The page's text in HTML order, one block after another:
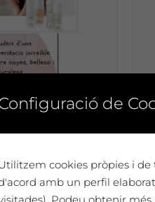
Tast de
de
cookies pròpies i
amb un perfil
Podeu obtenir